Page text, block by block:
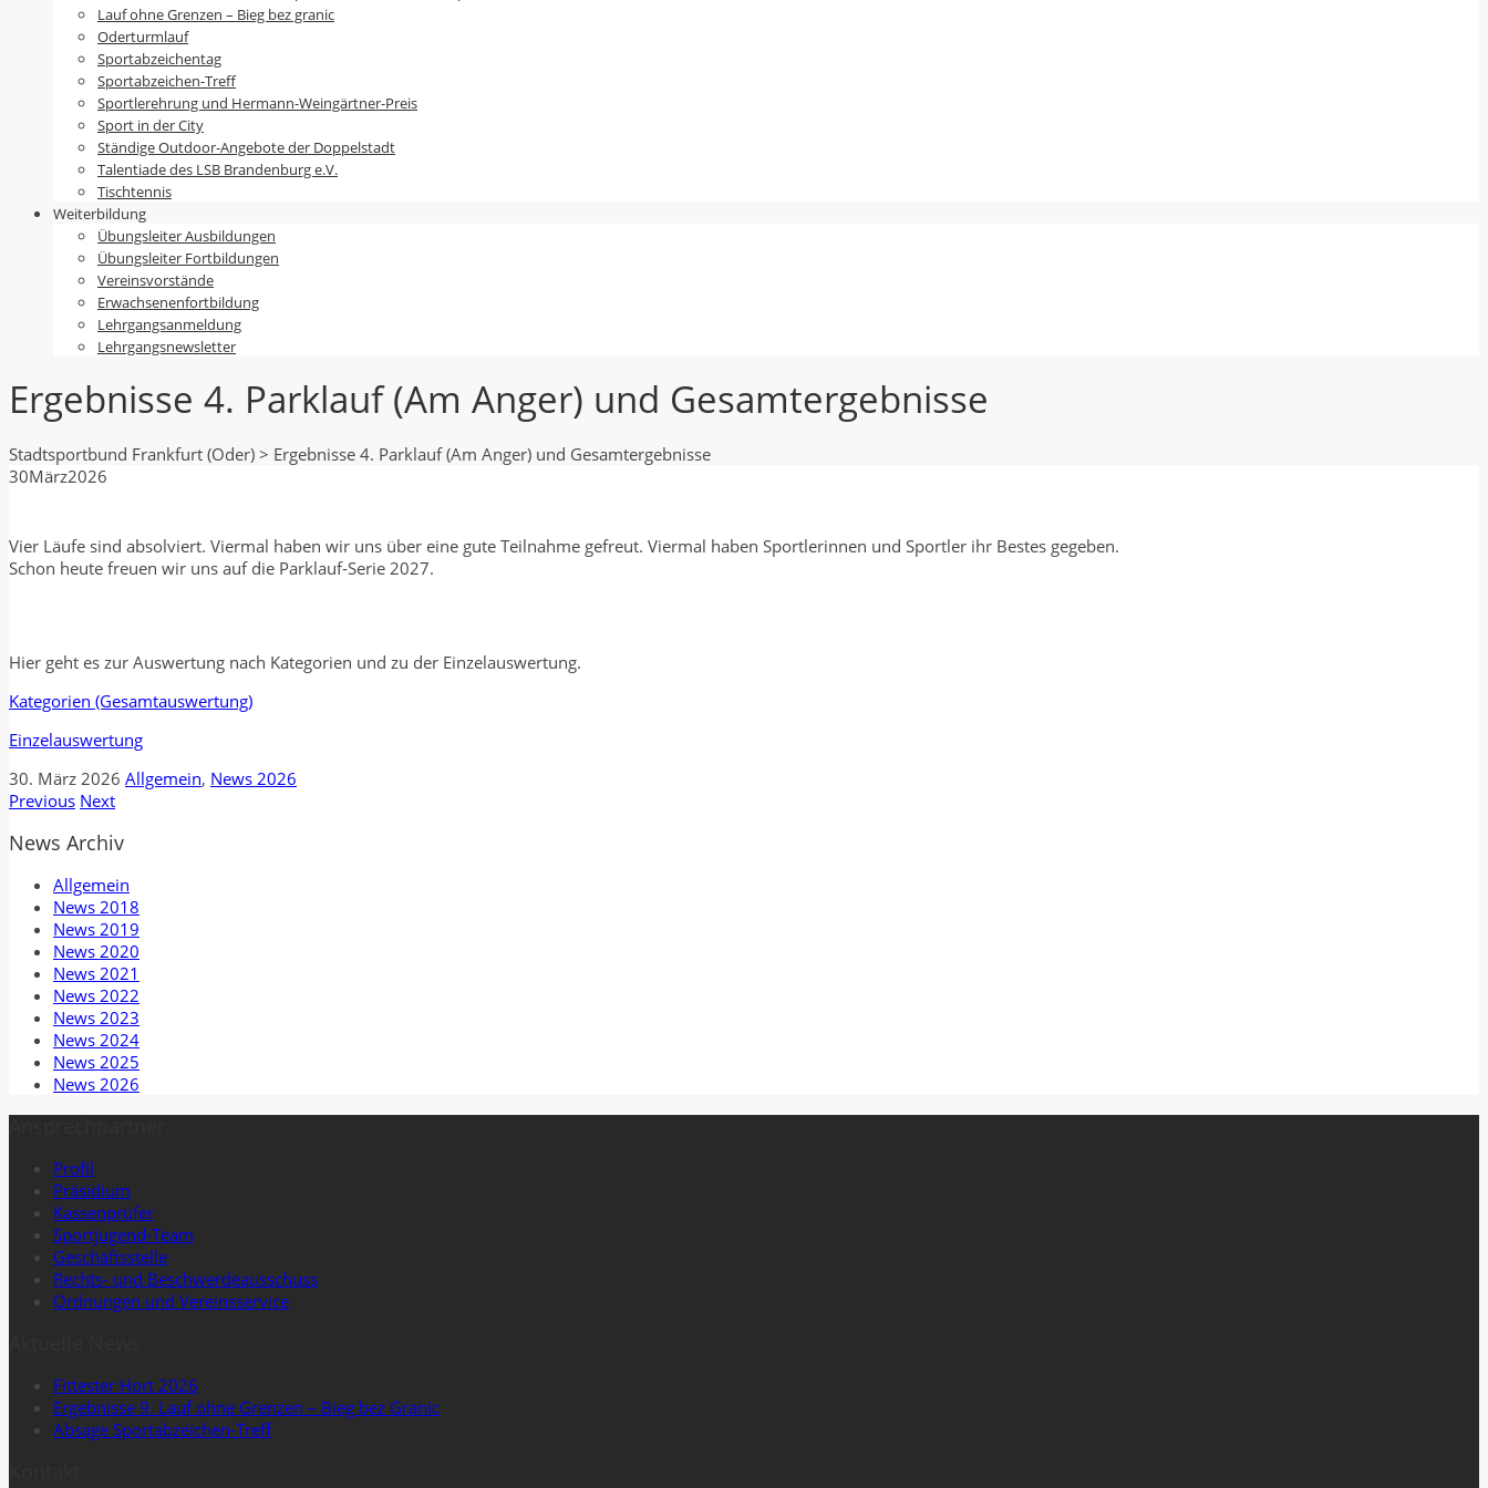
Lauf ohne Grenzen – Bieg bez granic
Oderturmlauf
Sportabzeichentag
Sportabzeichen-Treff
Sportlerehrung und Hermann-Weingärtner-Preis
Sport in der City
Ständige Outdoor-Angebote der Doppelstadt
Talentiade des LSB Brandenburg e.V.
Tischtennis
Weiterbildung
Übungsleiter Ausbildungen
Übungsleiter Fortbildungen
Vereinsvorstände
Erwachsenenfortbildung
Lehrgangsanmeldung
Lehrgangsnewsletter
Ergebnisse 4. Parklauf (Am Anger) und Gesamtergebnisse
Stadtsportbund Frankfurt (Oder) > Ergebnisse 4. Parklauf (Am Anger) und Gesamtergebnisse
30März2026
Vier Läufe sind absolviert. Viermal haben wir uns über eine gute Teilnahme gefreut. Viermal haben Sportlerinnen und Sportler ihr Bestes gegeben.
Schon heute freuen wir uns auf die Parklauf-Serie 2027.
Hier geht es zur Auswertung nach Kategorien und zu der Einzelauswertung.
Kategorien (Gesamtauswertung)
Einzelauswertung
30. März 2026 Allgemein, News 2026
Previous Next
News Archiv
Allgemein
News 2018
News 2019
News 2020
News 2021
News 2022
News 2023
News 2024
News 2025
News 2026
Profil
Präsidium
Kassenprüfer
Sportjugend-Team
Geschäftsstelle
Rechts- und Beschwerdeausschuss
Ordnungen und Vereinsservice
Fittester Hort 2026
Ergebnisse 9. Lauf ohne Grenzen – Bieg bez Granic
Absage Sportabzeichen-Treff